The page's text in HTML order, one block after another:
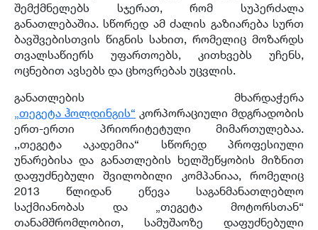
შემქმნელებს სჯერათ,რომ სუპერძალა
განათლებაშია. სწორედ ამ ძალის გაზიარება სურთ
ბავშვებისთვის წიგნის სახით, რომელიც მოზარდს
თვალსაწიერს უფართოებს, კითხვებს უჩენს,
ოცნებით ავსებს და ცხოვრებას უცვლის.
განათლების მხარდაჭერა
„თეგეტა ჰოლდინგის“ კორპორაციული მდგრადობის
ერთ-ერთი პრიორიტეტული მიმართულებაა.
,,თეგეტა აკადემია“ სწორედ პროფესიული
უნარებისა და განათლების ხელშეწყობის მიზნით
დაფუძნებული შვილობილი კომპანიაა, რომელიც
2013 წლიდან ეწევა საგანმანათლებლო
საქმიანობას და „თეგეტა მოტორსთან“
თანამშრომლობით, სამუშაოზე დაფუძნებული